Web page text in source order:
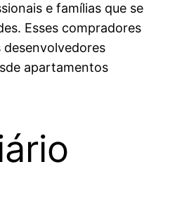
e famílias que se
Esses compradores
apartamentos